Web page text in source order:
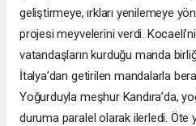
geliştirmeye, ırkları yenilemeye
projesi meyvelerini verdi.
vatandaşların kurduğu manda
İtalya’dan getirilen mandalarla
Yoğurduyla meşhur Kandıra’da,
duruma paralel olarak ilerledi. Öte